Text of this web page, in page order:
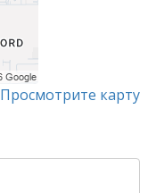
Просмотрите карту